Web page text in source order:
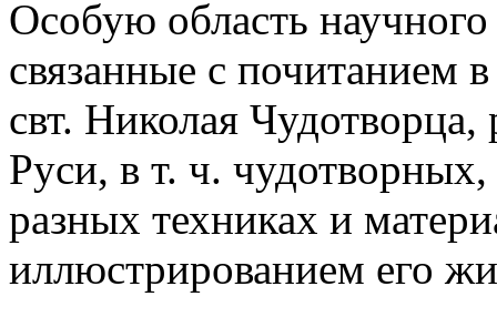
Особую область
связанные с почитанием
свт. Николая
Руси, в т. ч.
разных техниках и
иллюстрированием его